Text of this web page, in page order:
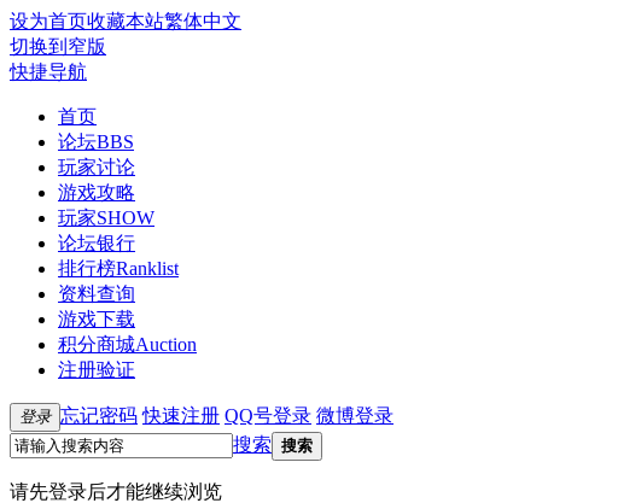
设为首页收藏本站繁体中文
切换到窄版
快捷导航
首页
论坛BBS
玩家讨论
游戏攻略
玩家SHOW
论坛银行
排行榜Ranklist
资料查询
游戏下载
积分商城Auction
注册验证
登录 忘记密码 快速注册 QQ号登录 微博登录
搜索 搜索
请先登录后才能继续浏览